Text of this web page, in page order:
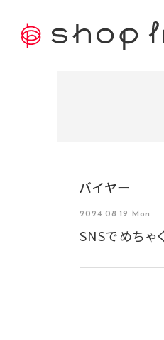
バイヤー
2024.08.19 Mon
SNSでめちゃ